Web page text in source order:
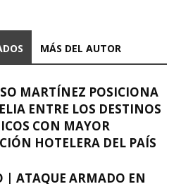
MÁS DEL AUTOR
MARTÍNEZ POSICIONA
ENTRE LOS DESTINOS
CON MAYOR
HOTELERA DEL PAÍS
| ATAQUE ARMADO EN